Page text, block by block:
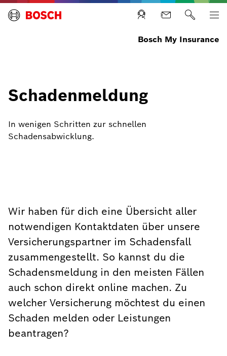
Bosch My Insurance
Schadenmeldung
In wenigen Schritten zur schnellen
Schadensabwicklung.
Wir haben für dich eine Übersicht aller
notwendigen Kontaktdaten über unsere
Versicherungspartner im Schadensfall
zusammengestellt. So kannst du die
Schadensmeldung in den meisten Fällen
auch schon direkt online machen. Zu
welcher Versicherung möchtest du einen
Schaden melden oder Leistungen
beantragen?